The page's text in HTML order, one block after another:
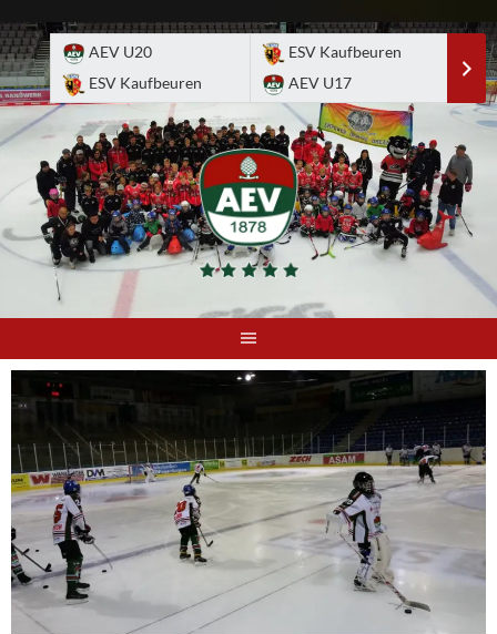
to
content
AEV U20
ESV Kaufbeuren
ESV Kaufbeuren
AEV U17